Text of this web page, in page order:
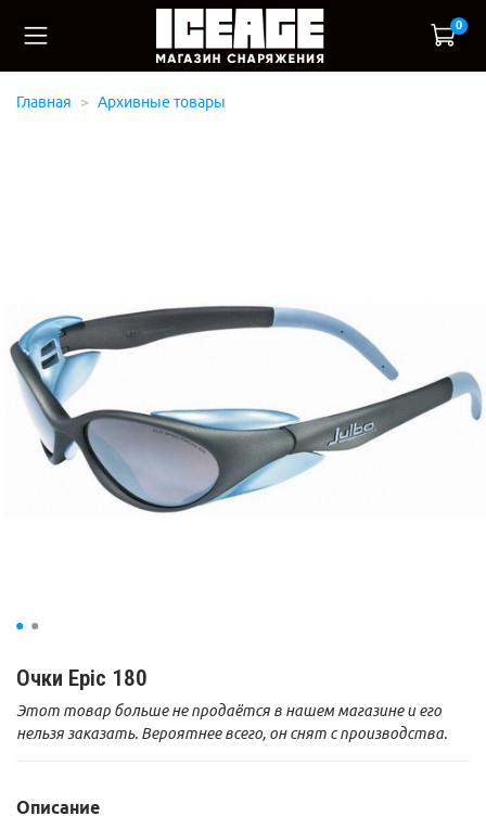
0
Главная Архивные товары
Очки Epic 180
Этот товар больше не продаётся в нашем магазине и его
нельзя заказать. Вероятнее всего, он снят с производства.
Описание